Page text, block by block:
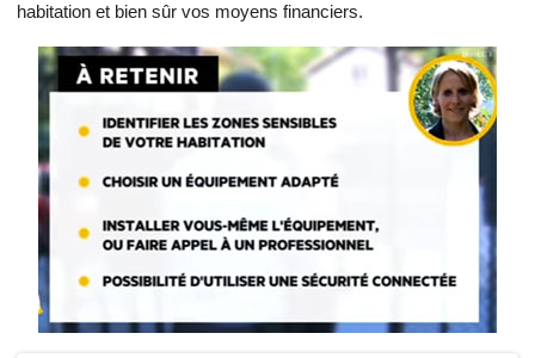
habitation et bien sûr vos moyens financiers.